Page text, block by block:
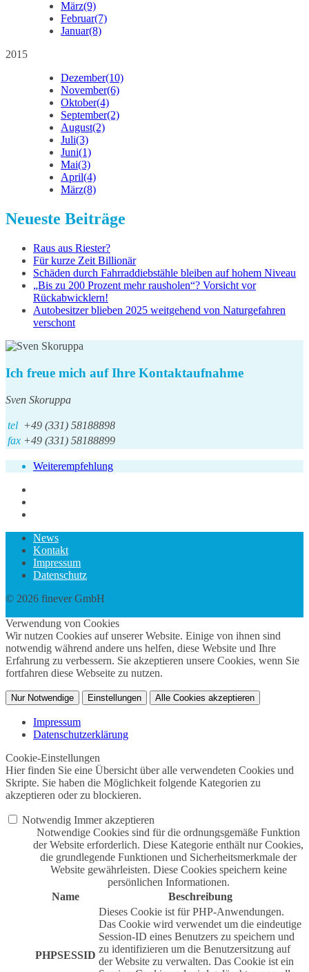
März(9)
Februar(7)
Januar(8)
2015
Dezember(10)
November(6)
Oktober(4)
September(2)
August(2)
Juli(3)
Juni(1)
Mai(3)
April(4)
März(8)
Neueste Beiträge
Raus aus Riester?
Für kurze Zeit Billionär
Schäden durch Fahrraddiebstähle bleiben auf hohem Niveau
„Bis zu 200 Prozent mehr rausholen“? Vorsicht vor
Rückabwicklern!
Autobesitzer blieben 2025 weitgehend von Naturgefahren
verschont
Ich freue mich auf Ihre Kontaktaufnahme
Sven Skoruppa
tel +49 (331) 58188898
fax +49 (331) 58188899
Weiterempfehlung
News
Kontakt
Impressum
Datenschutz
© 2026 finever GmbH
Verwendung von Cookies
Wir nutzen Cookies auf unserer Website. Einige von ihnen sind
notwendig während andere uns helfen, diese Website und Ihre
Erfahrung zu verbessern. Sie akzeptieren unsere Cookies, wenn Sie
fortfahren diese Webseite zu nutzen.
Nur Notwendige Einstellungen Alle Cookies akzeptieren
Impressum
Datenschutzerklärung
Cookie-Einstellungen
Hier finden Sie eine Übersicht über alle verwendeten Cookies und
Skripte. Sie haben die Möglichkeit folgende Kategorien zu
akzeptieren oder zu blockieren.
Notwendig Immer akzeptieren
Notwendige Cookies sind für die ordnungsgemäße Funktion
der Website erforderlich. Diese Kategorie enthält nur Cookies,
die grundlegende Funktionen und Sicherheitsmerkmale der
Website gewährleisten. Diese Cookies speichern keine
persönlichen Informationen.
Name
Beschreibung
PHPSESSID
Dieses Cookie ist für PHP-Anwendungen.
Das Cookie wird verwendet um die eindeutige
Session-ID eines Benutzers zu speichern und
zu identifizieren um die Benutzersitzung auf
der Website zu verwalten. Das Cookie ist ein